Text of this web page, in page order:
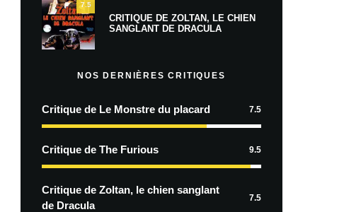
7.5
CRITIQUE DE ZOLTAN, LE CHIEN
SANGLANT DE DRACULA
NOS DERNIÈRES CRITIQUES
Critique de Le Monstre du placard 7.5
Critique de The Furious 9.5
Critique de Zoltan, le chien sanglant
de Dracula
7.5